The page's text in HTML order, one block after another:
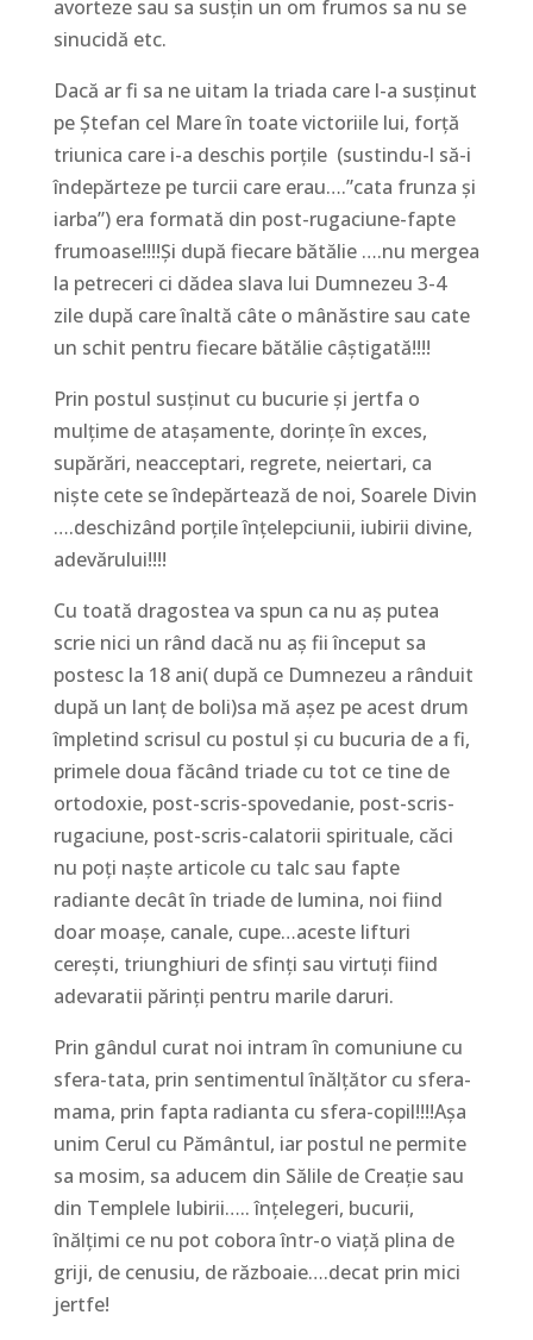
avorteze sau sa susțin un om frumos sa nu se
sinucidă etc.
Dacă ar fi sa ne uitam la triada care l-a susținut
pe Ștefan cel Mare în toate victoriile lui, forță
triunica care i-a deschis porțile (sustindu-l să-i
îndepărteze pe turcii care erau….”cata frunza și
iarba”) era formată din post-rugaciune-fapte
frumoase!!!!Și după fiecare bătălie ….nu mergea
la petreceri ci dădea slava lui Dumnezeu 3-4
zile după care înaltă câte o mânăstire sau cate
un schit pentru fiecare bătălie câștigată!!!!
Prin postul susținut cu bucurie și jertfa o
mulțime de atașamente, dorințe în exces,
supărări, neacceptari, regrete, neiertari, ca
niște cete se îndepărtează de noi, Soarele Divin
….deschizând porțile înțelepciunii, iubirii divine,
adevărului!!!!
Cu toată dragostea va spun ca nu aș putea
scrie nici un rând dacă nu aș fii început sa
postesc la 18 ani( după ce Dumnezeu a rânduit
după un lanț de boli)sa mă așez pe acest drum
împletind scrisul cu postul și cu bucuria de a fi,
primele doua făcând triade cu tot ce tine de
ortodoxie, post-scris-spovedanie, post-scris-
rugaciune, post-scris-calatorii spirituale, căci
nu poți naște articole cu talc sau fapte
radiante decât în triade de lumina, noi fiind
doar moașe, canale, cupe…aceste lifturi
cerești, triunghiuri de sfinți sau virtuți fiind
adevaratii părinți pentru marile daruri.
Prin gândul curat noi intram în comuniune cu
sfera-tata, prin sentimentul înălțător cu sfera-
mama, prin fapta radianta cu sfera-copil!!!!Așa
unim Cerul cu Pământul, iar postul ne permite
sa mosim, sa aducem din Sălile de Creație sau
din Templele Iubirii….. înțelegeri, bucurii,
înălțimi ce nu pot cobora într-o viață plina de
griji, de cenusiu, de războaie….decat prin mici
jertfe!